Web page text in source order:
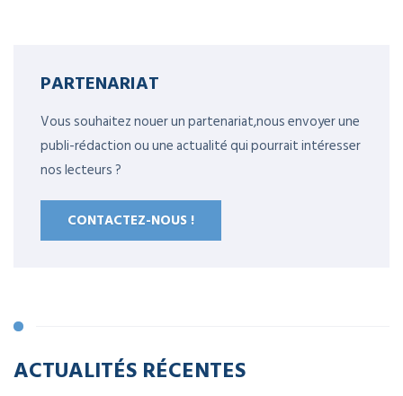
PARTENARIAT
Vous souhaitez nouer un partenariat,nous envoyer une
publi-rédaction ou une actualité qui pourrait intéresser
nos lecteurs ?
CONTACTEZ-NOUS !
ACTUALITÉS RÉCENTES